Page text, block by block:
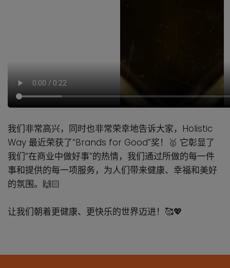
我们非常高兴，同时也非常荣幸地告诉大家，Holistic
Way 最近荣获了“Brands for Good”奖！🥇 它彰显了
我们“在商业中做好事”的热情，我们通过所做的每一件
事和提供的每一项服务，为人们带来健康、幸福和美好
的氛围。🙌🏻
让我们朝着更健康、更快乐的世界迈进！🥰💖